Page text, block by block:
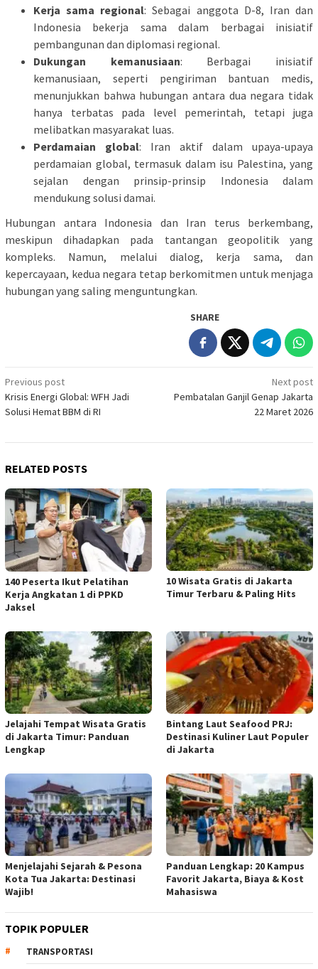
Kerja sama regional: Sebagai anggota D-8, Iran dan
Indonesia bekerja sama dalam berbagai inisiatif
pembangunan dan diplomasi regional.
Dukungan kemanusiaan: Berbagai inisiatif
kemanusiaan, seperti pengiriman bantuan medis,
menunjukkan bahwa hubungan antara dua negara tidak
hanya terbatas pada level pemerintah, tetapi juga
melibatkan masyarakat luas.
Perdamaian global: Iran aktif dalam upaya-upaya
perdamaian global, termasuk dalam isu Palestina, yang
sejalan dengan prinsip-prinsip Indonesia dalam
mendukung solusi damai.
Hubungan antara Indonesia dan Iran terus berkembang,
meskipun dihadapkan pada tantangan geopolitik yang
kompleks. Namun, melalui dialog, kerja sama, dan
kepercayaan, kedua negara tetap berkomitmen untuk menjaga
hubungan yang saling menguntungkan.
SHARE
Post
navigation
Previous post
Krisis Energi Global: WFH Jadi
Solusi Hemat BBM di RI
Next post
Pembatalan Ganjil Genap Jakarta
22 Maret 2026
RELATED POSTS
140 Peserta Ikut Pelatihan
Kerja Angkatan 1 di PPKD
Jaksel
10 Wisata Gratis di Jakarta
Timur Terbaru & Paling Hits
Jelajahi Tempat Wisata Gratis
di Jakarta Timur: Panduan
Lengkap
Bintang Laut Seafood PRJ:
Destinasi Kuliner Laut Populer
di Jakarta
Menjelajahi Sejarah & Pesona
Kota Tua Jakarta: Destinasi
Wajib!
Panduan Lengkap: 20 Kampus
Favorit Jakarta, Biaya & Kost
Mahasiswa
TOPIK POPULER
TRANSPORTASI